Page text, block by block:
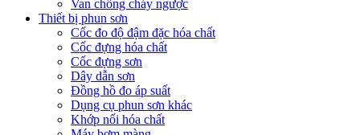
Van chống cháy ngược
Thiết bị phun sơn
Cốc đo độ đậm đặc hóa chất
Cốc đựng hóa chất
Cốc đựng sơn
Dây dẫn sơn
Đồng hồ đo áp suất
Dụng cụ phun sơn khác
Khớp nối hóa chất